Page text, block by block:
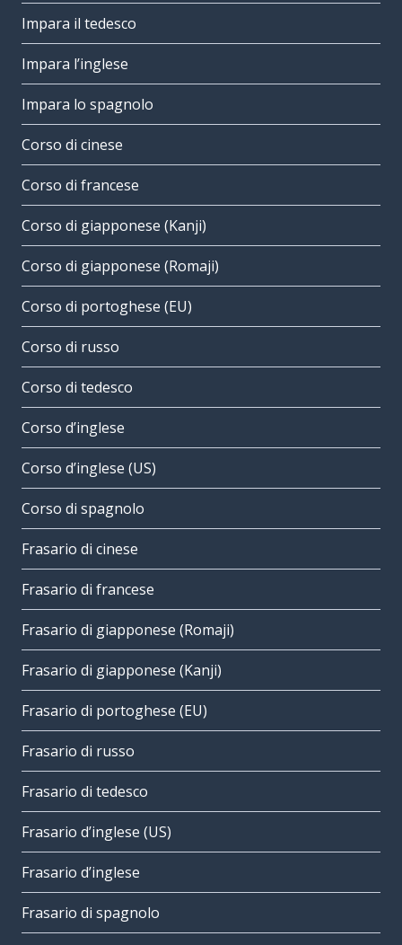
Impara il tedesco
Impara l’inglese
Impara lo spagnolo
Corso di cinese
Corso di francese
Corso di giapponese (Kanji)
Corso di giapponese (Romaji)
Corso di portoghese (EU)
Corso di russo
Corso di tedesco
Corso d’inglese
Corso d’inglese (US)
Corso di spagnolo
Frasario di cinese
Frasario di francese
Frasario di giapponese (Romaji)
Frasario di giapponese (Kanji)
Frasario di portoghese (EU)
Frasario di russo
Frasario di tedesco
Frasario d’inglese (US)
Frasario d’inglese
Frasario di spagnolo